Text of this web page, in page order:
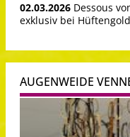
02.03.2026 Dessous
exklusiv bei Hüftengold
AUGENWEIDE